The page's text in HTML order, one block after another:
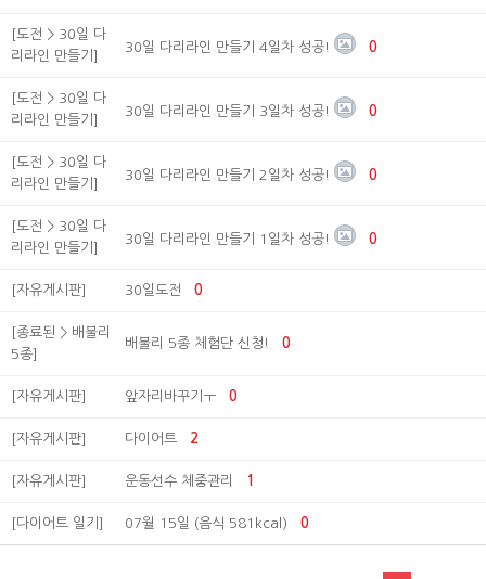
[도전 > 30일 다
리라인 만들기]
30일 다리라인 만들기 4일차 성공! 0
[도전 > 30일 다
리라인 만들기]
30일 다리라인 만들기 3일차 성공! 0
[도전 > 30일 다
리라인 만들기]
30일 다리라인 만들기 2일차 성공! 0
[도전 > 30일 다
리라인 만들기]
30일 다리라인 만들기 1일차 성공! 0
[자유게시판] 30일도전 0
[종료된 > 배불리
5종]
배불리 5종 체험단 신청! 0
[자유게시판] 앞자리바꾸기ㅜ 0
[자유게시판] 다이어트 2
[자유게시판] 운동선수 체중관리 1
[다이어트 일기] 07월 15일 (음식 581kcal) 0